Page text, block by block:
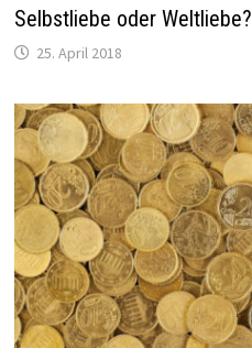
Selbstliebe oder Weltliebe?
25. April 2018